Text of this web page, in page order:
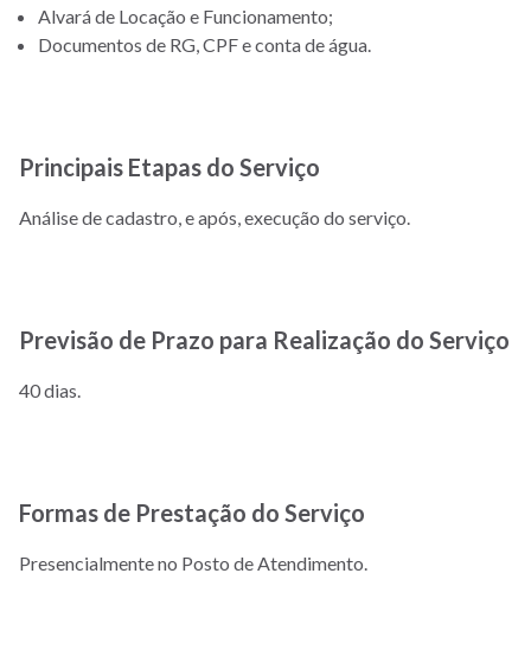
Alvará de Locação e Funcionamento;
Documentos de RG, CPF e conta de água.
Principais Etapas do Serviço
Análise de cadastro, e após, execução do serviço.
Previsão de Prazo para Realização do Serviço
40 dias.
Formas de Prestação do Serviço
Presencialmente no Posto de Atendimento.